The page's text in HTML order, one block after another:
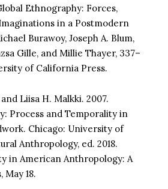
Ethnography: Forces,
in a Postmodern
Burawoy, Joseph A. Blum,
Gille, and Millie Thayer, 337–
of California Press.
Liisa H. Malkki. 2007.
Process and Temporality in
Chicago: University of
Anthropology, ed. 2018.
in American Anthropology: A
May 18.